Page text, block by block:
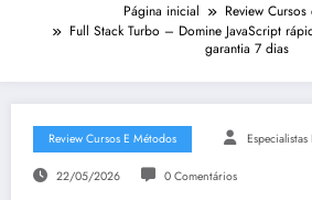
Página inicial
Review
Full Stack Turbo – Domine JavaScript
garantia 7 dias
Review Cursos E Métodos
22/05/2026 0 Comentários